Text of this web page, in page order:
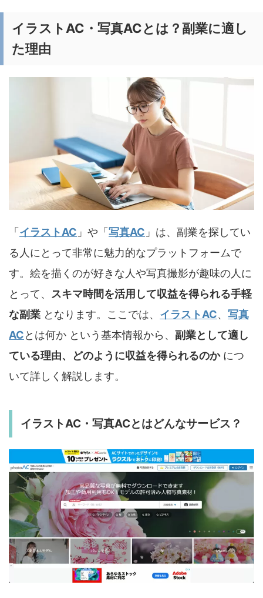
イラストAC・写真ACとは？副業に適し
た理由
「 イラストAC 」や「 写真AC 」は、副業を探してい
る人にとって非常に魅力的なプラットフォームで
す。絵を描くのが好きな人や写真撮影が趣味の人に
とって、 スキマ時間を活用して収益を得られる手軽
な副業 となります。ここでは、 イラストAC、 写真
ACとは何か という基本情報から、 副業として適し
ている理由、どのように収益を得られるのかにつ
いて詳しく解説します。
イラストAC・写真ACとはどんなサービス？